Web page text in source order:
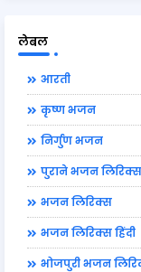
लेबल
आरती
कृष्ण भजन
निर्गुण भजन
पुराने भजन लिरिक्स
भजन लिरिक्स
भजन लिरिक्स हिंदी
भोजपुरी भजन